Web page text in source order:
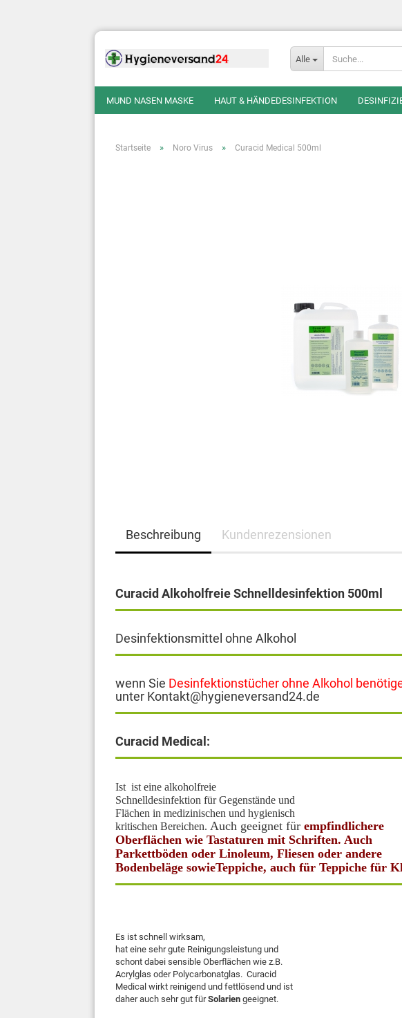
Alle
MUND NASEN MASKE HAUT & HÄNDEDESINFEKTION
Startseite » Noro Virus » Curacid Medical 500ml
Beschreibung Kundenrezensionen
Curacid Alkoholfreie Schnelldesinfektion 500ml
Desinfektionsmittel ohne Alkohol
wenn Sie Desinfektionstücher ohne Alkohol
unter Kontakt@hygieneversand24.de
Curacid Medical:
Ist ist eine alkoholfreie
Schnelldesinfektion für Gegenstände und
Flächen in medizinischen und hygienisch
kritischen Bereichen. Auch geeignet für empfindlichere
Oberflächen wie Tastaturen mit Schriften. Auch
Parkettböden oder Linoleum, Fliesen oder andere
Bodenbeläge sowieTeppiche, auch für Teppiche für
Es ist schnell wirksam,
hat eine sehr gute Reinigungsleistung und
schont dabei sensible Oberflächen wie z.B.
Acrylglas oder Polycarbonatglas. Curacid
Medical wirkt reinigend und fettlösend und ist
daher auch sehr gut fürSolarien geeignet.